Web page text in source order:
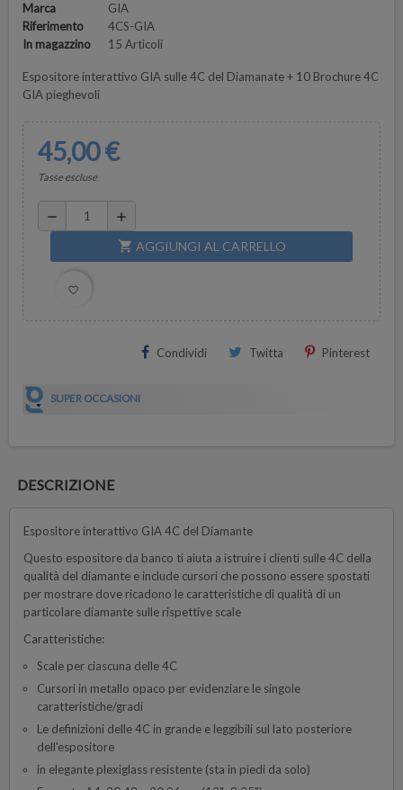
Marca
GIA
Riferimento
4CS-GIA
In magazzino
15 Articoli
Espositore interattivo GIA sulle 4C del Diamanate + 10 Brochure 4C
GIA pieghevoli
45,00 €
Tasse escluse
remove add
shopping_cart AGGIUNGI AL CARRELLO
favorite_border
Condividi Twitta Pinterest
SUPER OCCASIONI
DESCRIZIONE
Espositore interattivo GIA 4C del Diamante
Questo espositore da banco ti aiuta a istruire i clienti sulle 4C della
qualità del diamante e include cursori che possono essere spostati
per mostrare dove ricadono le caratteristiche di qualità di un
particolare diamante sulle rispettive scale
Caratteristiche:
Scale per ciascuna delle 4C
Cursori in metallo opaco per evidenziare le singole
caratteristiche/gradi
Le definizioni delle 4C in grande e leggibili sul lato posteriore
dell'espositore
in elegante plexiglass resistente (sta in piedi da solo)